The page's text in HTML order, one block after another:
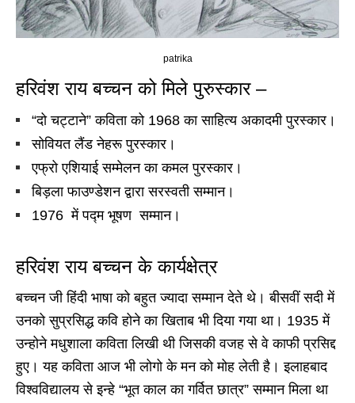
patrika
हरिवंश राय बच्चन को मिले पुरुस्कार –
“दो चट्टाने” कविता को 1968 का साहित्य अकादमी पुरस्कार।
सोवियत लैंड नेहरू पुरस्कार।
एफ्रो एशियाई सम्मेलन का कमल पुरस्कार।
बिड़ला फाउण्डेशन द्वारा सरस्वती सम्मान।
1976 में पद्म भूषण सम्मान।
हरिवंश राय बच्चन के कार्यक्षेत्र
बच्चन जी हिंदी भाषा को बहुत ज्यादा सम्मान देते थे। बीसवीं सदी में
उनको सुप्रसिद्ध कवि होने का खिताब भी दिया गया था। 1935 में
उन्होने मधुशाला कविता लिखी थी जिसकी वजह से वे काफी प्रसिद्द
हुए। यह कविता आज भी लोगो के मन को मोह लेती है। इलाहबाद
विश्वविद्यालय से इन्हे “भूत काल का गर्वित छात्र” सम्मान मिला था